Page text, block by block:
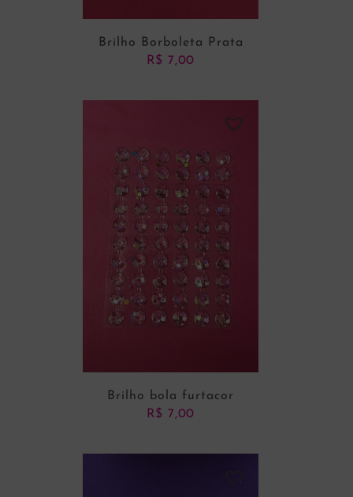
ADICIONAR AO CARRINHO
Brilho Borboleta Prata
R$ 7,00
Brilho bola furtacor
R$ 7,00